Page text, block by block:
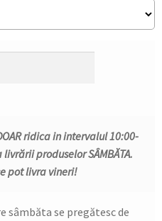
ridica in intervalul 10:00-
produselor SÂMBĂTA.
pot livra vineri!
sâmbăta se pregătesc de